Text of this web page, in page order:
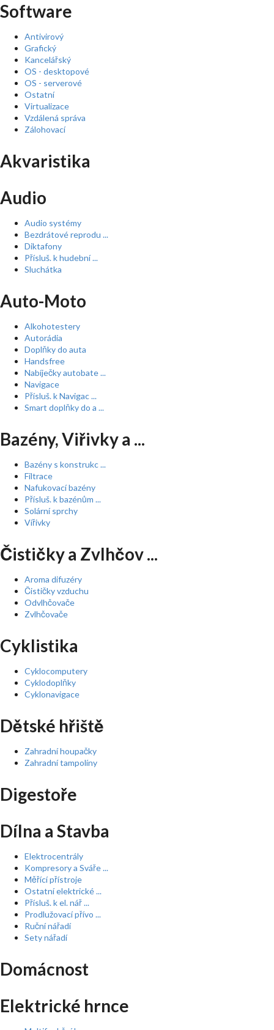
Software
Antivirový
Grafický
Kancelářský
OS - desktopové
OS - serverové
Ostatní
Virtualizace
Vzdálená správa
Zálohovací
Akvaristika
Audio
Audio systémy
Bezdrátové reprodu ...
Diktafony
Přísluš. k hudební ...
Sluchátka
Auto-Moto
Alkohotestery
Autorádia
Doplňky do auta
Handsfree
Nabíječky autobate ...
Navigace
Přísluš. k Navigac ...
Smart doplňky do a ...
Bazény, Viřivky a ...
Bazény s konstrukc ...
Filtrace
Nafukovací bazény
Přísluš. k bazénům ...
Solární sprchy
Vířivky
Čističky a Zvlhčov ...
Aroma difuzéry
Čističky vzduchu
Odvlhčovače
Zvlhčovače
Cyklistika
Cyklocomputery
Cyklodoplňky
Cyklonavigace
Dětské hřiště
Zahradní houpačky
Zahradní tampolíny
Digestoře
Dílna a Stavba
Elektrocentrály
Kompresory a Sváře ...
Měřící přístroje
Ostatní elektrické ...
Přísluš. k el. nář ...
Prodlužovací přívo ...
Ruční nářadí
Sety nářadí
Domácnost
Elektrické hrnce